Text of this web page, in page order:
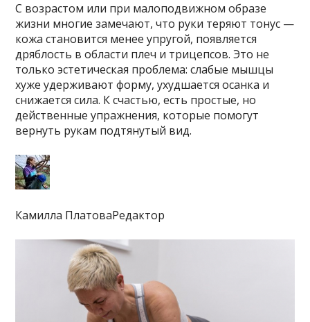
С возрастом или при малоподвижном образе
жизни многие замечают, что руки теряют тонус —
кожа становится менее упругой, появляется
дряблость в области плеч и трицепсов. Это не
только эстетическая проблема: слабые мышцы
хуже удерживают форму, ухудшается осанка и
снижается сила. К счастью, есть простые, но
действенные упражнения, которые помогут
вернуть рукам подтянутый вид.
Камилла ПлатоваРедактор